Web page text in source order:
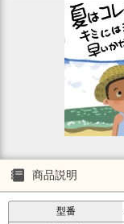
商品説明
型番